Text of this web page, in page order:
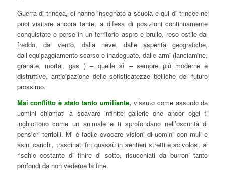
Guerra di trincea, ci hanno insegnato a scuola e qui di trincee ne
puoi visitare ancora tante, a difesa di posizioni continuamente
conquistate e perse in un territorio aspro e brullo, reso ostile dal
freddo, dal vento, dalla neve, dalle asperità geografiche,
dall’equipaggiamento scarso e inadeguato, dalle armi (lanciamine,
granate, mortai, gas ) – quelle sì – sempre più moderne e
distruttive, anticipazione delle sofisticatezze belliche del futuro
prossimo.
Mai conflitto è stato tanto umiliante, vissuto come assurdo da
uomini chiamati a scavare infinite gallerie che ancor oggi ti
inghiottono come un animale e ti sprofondano nell’oscurità di
pensieri terribili. Mi è facile evocare visioni di uomini con muli e
asini carichi, trascinati fin quassù in sentieri stretti e scivolosi, al
rischio costante di finire di sotto, risucchiati da burroni tanto
profondi da non vederne la fine.